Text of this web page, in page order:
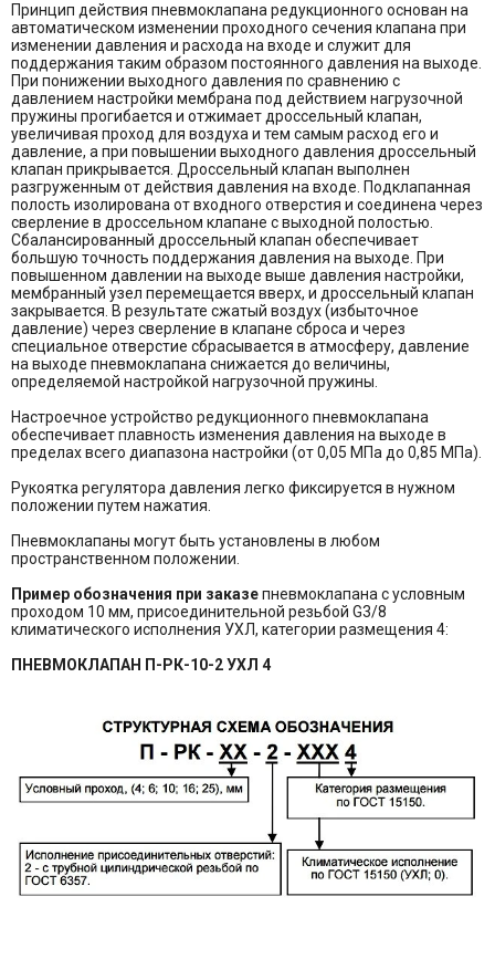
Принцип действия пневмоклапана редукционного основан на
автоматическом изменении проходного сечения клапана при
изменении давления и расхода на входе и служит для
поддержания таким образом постоянного давления на выходе.
При понижении выходного давления по сравнению с
давлением настройки мембрана под действием нагрузочной
пружины прогибается и отжимает дроссельный клапан,
увеличивая проход для воздуха и тем самым расход его и
давление, а при повышении выходного давления дроссельный
клапан прикрывается. Дроссельный клапан выполнен
разгруженным от действия давления на входе. Подклапанная
полость изолирована от входного отверстия и соединена через
сверление в дроссельном клапане с выходной полостью.
Сбалансированный дроссельный клапан обеспечивает
большую точность поддержания давления на выходе. При
повышенном давлении на выходе выше давления настройки,
мембранный узел перемещается вверх, и дроссельный клапан
закрывается. В результате сжатый воздух (избыточное
давление) через сверление в клапане сброса и через
специальное отверстие сбрасывается в атмосферу, давление
на выходе пневмоклапана снижается до величины,
определяемой настройкой нагрузочной пружины.
Настроечное устройство редукционного пневмоклапана
обеспечивает плавность изменения давления на выходе в
пределах всего диапазона настройки (от 0,05 МПа до 0,85 МПа).
Рукоятка регулятора давления легко фиксируется в нужном
положении путем нажатия.
Пневмоклапаны могут быть установлены в любом
пространственном положении.
Пример обозначения при заказепневмоклапана с условным
проходом 10 мм, присоединительной резьбой G3/8
климатического исполнения УХЛ, категории размещения 4:
ПНЕВМОКЛАПАН П-РК-10-2 УХЛ 4